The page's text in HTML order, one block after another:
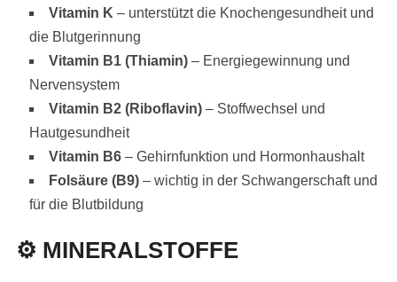
Vitamin K – unterstützt die Knochengesundheit und
die Blutgerinnung
Vitamin B1 (Thiamin)– Energiegewinnung und
Nervensystem
Vitamin B2 (Riboflavin)– Stoffwechsel und
Hautgesundheit
Vitamin B6– Gehirnfunktion und Hormonhaushalt
Folsäure (B9)– wichtig in der Schwangerschaft und
für die Blutbildung
⚙️ MINERALSTOFFE